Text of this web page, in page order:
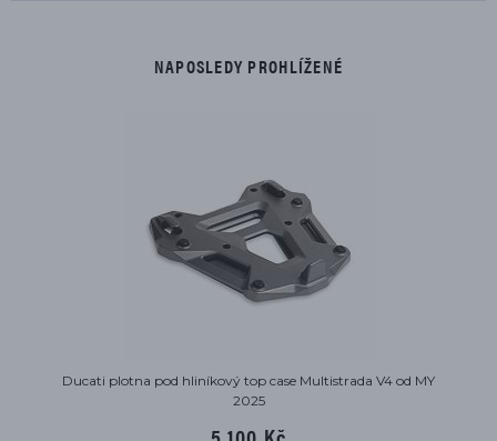
NAPOSLEDY PROHLÍŽENÉ
Ducati plotna pod hliníkový top case Multistrada V4 od MY
2025